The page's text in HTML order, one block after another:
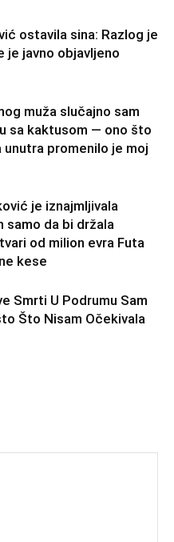
ostavila sina: Razlog je
je javno objavljeno
muža slučajno sam
sa kaktusom — ono što
unutra promenilo je moj
je iznajmljivala
samo da bi držala
od milion evra Futa
kese
Smrti U Podrumu Sam
Što Nisam Očekivala